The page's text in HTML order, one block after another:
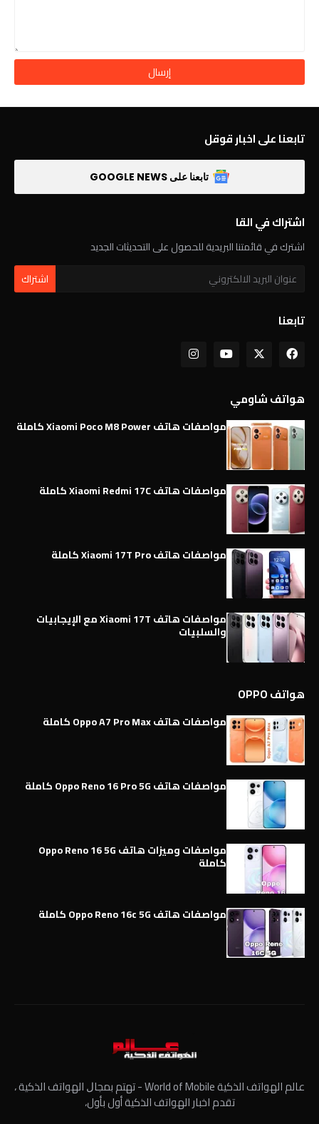
تابعنا على اخبار قوقل
تابعنا على GOOGLE NEWS
اشتراك في القا
اشترك في قائمتنا البريدية للحصول على التحديثات الجديد
تابعنا
هواتف شاومي
مواصفات هاتف Xiaomi Poco M8 Power كاملة
مواصفات هاتف Xiaomi Redmi 17C كاملة
مواصفات هاتف Xiaomi 17T Pro كاملة
مواصفات هاتف Xiaomi 17T مع الإيجابيات
والسلبيات
هواتف OPPO
مواصفات هاتف Oppo A7 Pro Max كاملة
مواصفات هاتف Oppo Reno 16 Pro 5G كاملة
مواصفات وميزات هاتف Oppo Reno 16 5G
كاملة
مواصفات هاتف Oppo Reno 16c 5G كاملة
عالم الهواتف الذكية World of Mobile - ﺗﻬﺘﻢ ﺑﻤﺠﺎﻝ الهواتف الذكية ،
تقدم اخبار الهواتف الذكية أول بأول،